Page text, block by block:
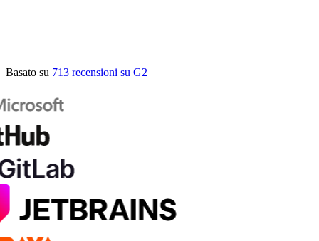
Basato su 713 recensioni su G2